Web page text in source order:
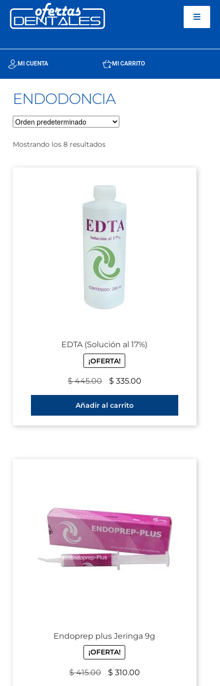
MI CUENTA MI CARRITO
ENDODONCIA
Mostrando los 8 resultados
EDTA (Solución al 17%)
¡OFERTA!
$445.00 $ 335.00
Añadir al carrito
Endoprep plus Jeringa 9g
¡OFERTA!
$415.00 $ 310.00